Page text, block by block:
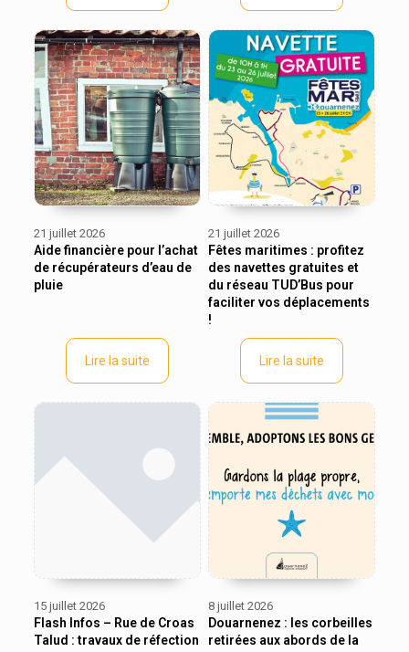
21 juillet 2026
Aide financière pour l’achat
de récupérateurs d’eau de
pluie
Lire la suite
21 juillet 2026
Fêtes maritimes : profitez
des navettes gratuites et
du réseau TUD’Bus pour
faciliter vos déplacements
!
Lire la suite
15 juillet 2026
Flash Infos – Rue de Croas
Talud : travaux de réfection
8 juillet 2026
Douarnenez : les corbeilles
retirées aux abords de la